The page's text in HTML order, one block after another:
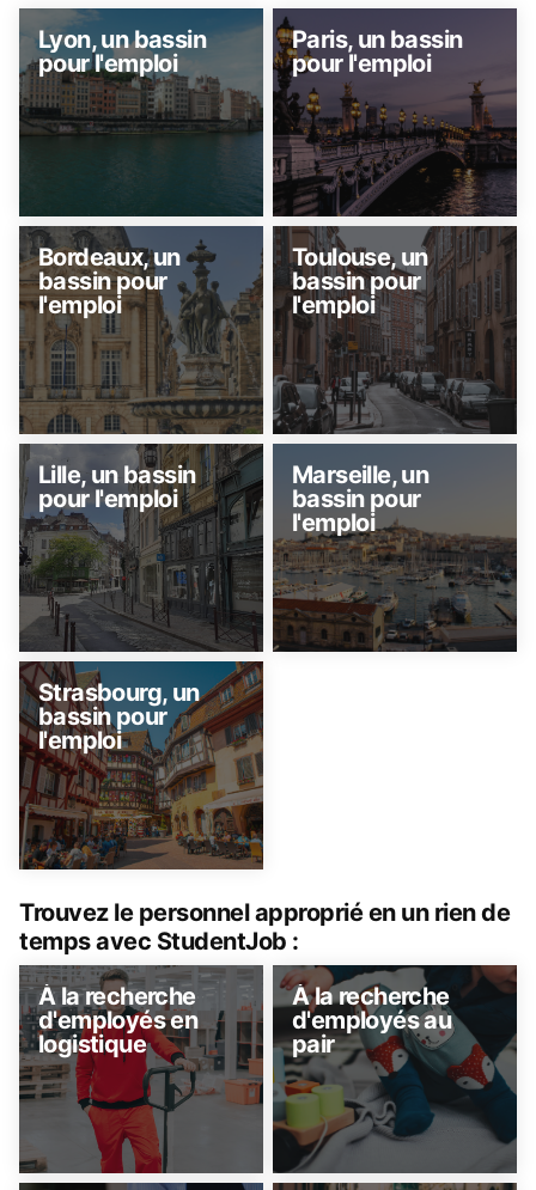
Lyon, un bassin
pour l'emploi
Paris, un bassin
pour l'emploi
Bordeaux, un
bassin pour
l'emploi
Toulouse, un
bassin pour
l'emploi
Lille, un bassin
pour l'emploi
Marseille, un
bassin pour
l'emploi
Strasbourg, un
bassin pour
l'emploi
Trouvez le personnel approprié en un rien de
temps avec StudentJob :
À la recherche
d'employés en
logistique
À la recherche
d'employés au
pair